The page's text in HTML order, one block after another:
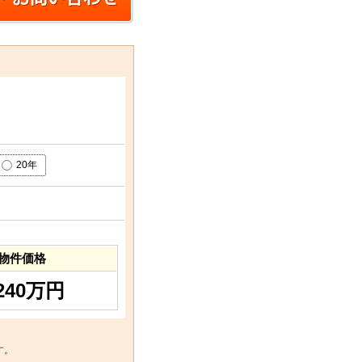
20年
件価格
万円